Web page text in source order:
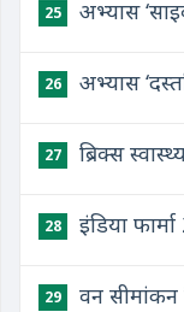
25 अभ्यास
26 अभ्यास
27 ब्रिक्स
28 इंडिया
29 वन सीमांकन